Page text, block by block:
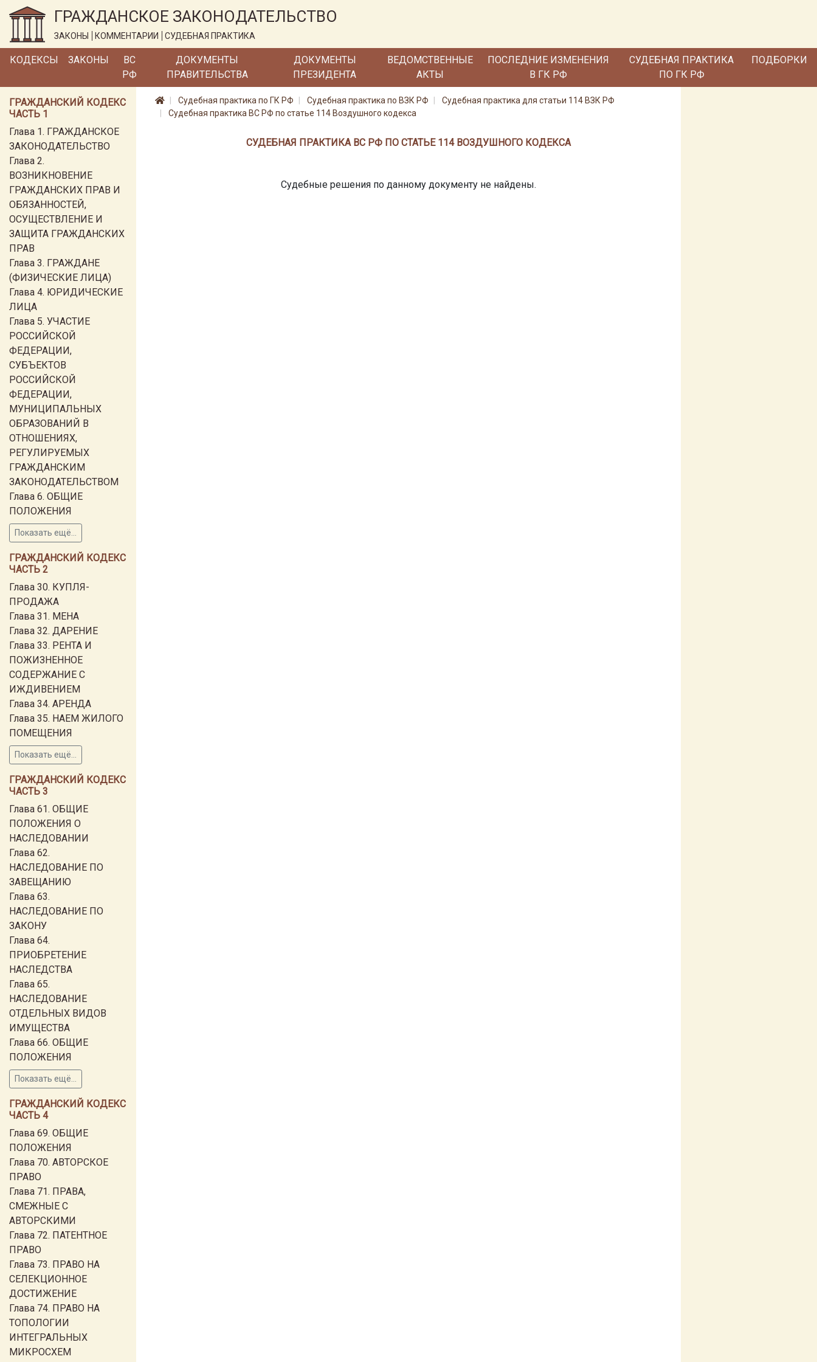
ГРАЖДАНСКОЕ ЗАКОНОДАТЕЛЬСТВО
ЗАКОНЫ КОММЕНТАРИИ СУДЕБНАЯ ПРАКТИКА
КОДЕКСЫ ЗАКОНЫ
ВС
РФ
ДОКУМЕНТЫ
ПРАВИТЕЛЬСТВА
ДОКУМЕНТЫ
ПРЕЗИДЕНТА
ВЕДОМСТВЕННЫЕ
АКТЫ
ПОСЛЕДНИЕ ИЗМЕНЕНИЯ
В ГК РФ
СУДЕБНАЯ ПРАКТИКА
ПО ГК РФ
ПОДБОРКИ
ГРАЖДАНСКИЙ КОДЕКС
ЧАСТЬ 1
Глава 1. ГРАЖДАНСКОЕ
ЗАКОНОДАТЕЛЬСТВО
Глава 2.
ВОЗНИКНОВЕНИЕ
ГРАЖДАНСКИХ ПРАВ И
ОБЯЗАННОСТЕЙ,
ОСУЩЕСТВЛЕНИЕ И
ЗАЩИТА ГРАЖДАНСКИХ
ПРАВ
Глава 3. ГРАЖДАНЕ
(ФИЗИЧЕСКИЕ ЛИЦА)
Глава 4. ЮРИДИЧЕСКИЕ
ЛИЦА
Глава 5. УЧАСТИЕ
РОССИЙСКОЙ
ФЕДЕРАЦИИ,
СУБЪЕКТОВ
РОССИЙСКОЙ
ФЕДЕРАЦИИ,
МУНИЦИПАЛЬНЫХ
ОБРАЗОВАНИЙ В
ОТНОШЕНИЯХ,
РЕГУЛИРУЕМЫХ
ГРАЖДАНСКИМ
ЗАКОНОДАТЕЛЬСТВОМ
Глава 6. ОБЩИЕ
ПОЛОЖЕНИЯ
Показать ещё...
ГРАЖДАНСКИЙ КОДЕКС
ЧАСТЬ 2
Глава 30. КУПЛЯ-
ПРОДАЖА
Глава 31. МЕНА
Глава 32. ДАРЕНИЕ
Глава 33. РЕНТА И
ПОЖИЗНЕННОЕ
СОДЕРЖАНИЕ С
ИЖДИВЕНИЕМ
Глава 34. АРЕНДА
Глава 35. НАЕМ ЖИЛОГО
ПОМЕЩЕНИЯ
Показать ещё...
ГРАЖДАНСКИЙ КОДЕКС
ЧАСТЬ 3
Глава 61. ОБЩИЕ
ПОЛОЖЕНИЯ О
НАСЛЕДОВАНИИ
Глава 62.
НАСЛЕДОВАНИЕ ПО
ЗАВЕЩАНИЮ
Глава 63.
НАСЛЕДОВАНИЕ ПО
ЗАКОНУ
Глава 64.
ПРИОБРЕТЕНИЕ
НАСЛЕДСТВА
Глава 65.
НАСЛЕДОВАНИЕ
ОТДЕЛЬНЫХ ВИДОВ
ИМУЩЕСТВА
Глава 66. ОБЩИЕ
ПОЛОЖЕНИЯ
Показать ещё...
ГРАЖДАНСКИЙ КОДЕКС
ЧАСТЬ 4
Глава 69. ОБЩИЕ
ПОЛОЖЕНИЯ
Глава 70. АВТОРСКОЕ
ПРАВО
Глава 71. ПРАВА,
СМЕЖНЫЕ С
АВТОРСКИМИ
Глава 72. ПАТЕНТНОЕ
ПРАВО
Глава 73. ПРАВО НА
СЕЛЕКЦИОННОЕ
ДОСТИЖЕНИЕ
Глава 74. ПРАВО НА
ТОПОЛОГИИ
ИНТЕГРАЛЬНЫХ
МИКРОСХЕМ
Судебная практика по ГК РФ Судебная практика по ВЗК РФ
Судебная практика для статьи 114 ВЗК РФ
Судебная практика ВС РФ по статье 114 Воздушного кодекса
СУДЕБНАЯ ПРАКТИКА ВС РФ ПО СТАТЬЕ 114 ВОЗДУШНОГО КОДЕКСА
Судебные решения по данному документу не найдены.